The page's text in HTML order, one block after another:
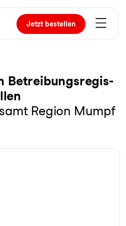
Jetztbestellen
Be­trei­bungs­re­gis­
Region Mumpf